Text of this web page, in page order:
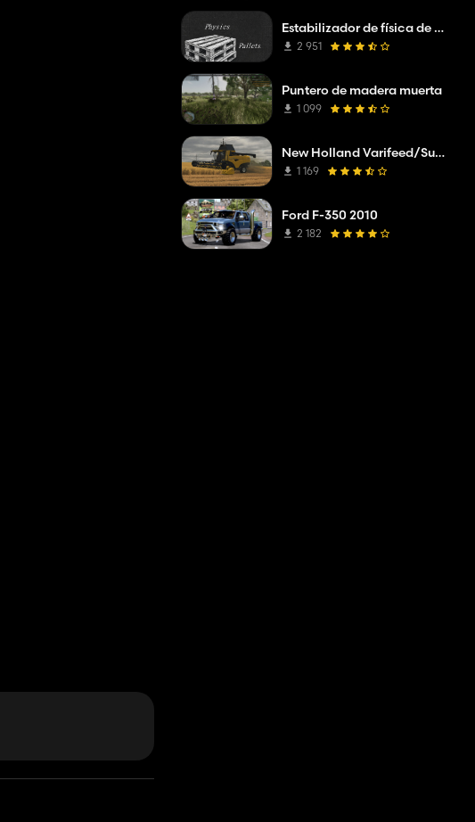
Estabilizador de física de paletas
2 951
Puntero de madera muerta
1 099
New Holland Varifeed/Superflex
1 169
Ford F-350 2010
2 182